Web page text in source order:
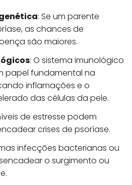
: Se um parente
as chances de
são maiores.
: O sistema imunológico
papel fundamental na
inflamações e o
das células da pele.
de estresse podem
crises de psoríase.
infecções bacterianas ou
o surgimento ou